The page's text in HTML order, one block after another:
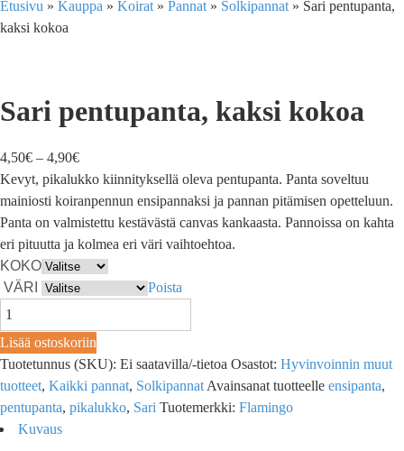
Etusivu » Kauppa » Koirat » Pannat » Solkipannat » Sari pentupanta,
kaksi kokoa
Sari pentupanta, kaksi kokoa
4,50€ – 4,90€
Kevyt, pikalukko kiinnityksellä oleva pentupanta. Panta soveltuu
mainiosti koiranpennun ensipannaksi ja pannan pitämisen opetteluun.
Panta on valmistettu kestävästä canvas kankaasta. Pannoissa on kahta
eri pituutta ja kolmea eri väri vaihtoehtoa.
KOKO
VÄRI
Poista
Lisää ostoskoriin
Tuotetunnus (SKU): Ei saatavilla/-tietoa Osastot: Hyvinvoinnin muut
tuotteet, Kaikki pannat, Solkipannat Avainsanat tuotteelle ensipanta,
pentupanta, pikalukko, Sari Tuotemerkki: Flamingo
Kuvaus